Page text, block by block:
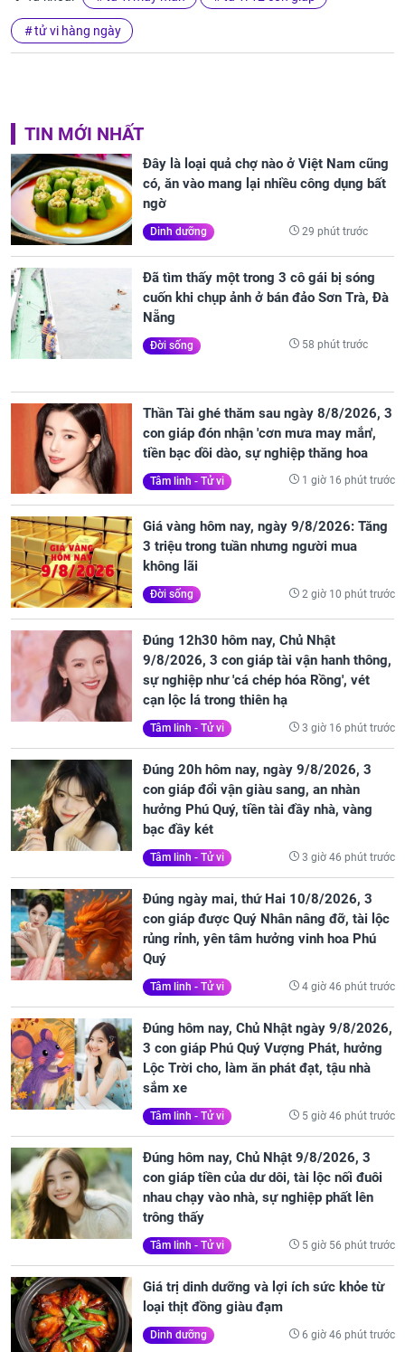
tử vi hàng ngày
TIN MỚI NHẤT
Đây là loại quả chợ nào ở Việt Nam cũng
có, ăn vào mang lại nhiều công dụng bất
ngờ
Dinh dưỡng 29 phút trước
Đã tìm thấy một trong 3 cô gái bị sóng
cuốn khi chụp ảnh ở bán đảo Sơn Trà, Đà
Nẵng
Đời sống 58 phút trước
Thần Tài ghé thăm sau ngày 8/8/2026, 3
con giáp đón nhận 'cơn mưa may mắn',
tiền bạc dồi dào, sự nghiệp thăng hoa
Tâm linh - Tử vi 1 giờ 16 phút trước
Giá vàng hôm nay, ngày 9/8/2026: Tăng
3 triệu trong tuần nhưng người mua
không lãi
Đời sống 2 giờ 10 phút trước
Đúng 12h30 hôm nay, Chủ Nhật
9/8/2026, 3 con giáp tài vận hanh thông,
sự nghiệp như 'cá chép hóa Rồng', vét
cạn lộc lá trong thiên hạ
Tâm linh - Tử vi 3 giờ 16 phút trước
Đúng 20h hôm nay, ngày 9/8/2026, 3
con giáp đổi vận giàu sang, an nhàn
hưởng Phú Quý, tiền tài đầy nhà, vàng
bạc đầy két
Tâm linh - Tử vi 3 giờ 46 phút trước
Đúng ngày mai, thứ Hai 10/8/2026, 3
con giáp được Quý Nhân nâng đỡ, tài lộc
rủng rỉnh, yên tâm hưởng vinh hoa Phú
Quý
Tâm linh - Tử vi 4 giờ 46 phút trước
Đúng hôm nay, Chủ Nhật ngày 9/8/2026,
3 con giáp Phú Quý Vượng Phát, hưởng
Lộc Trời cho, làm ăn phát đạt, tậu nhà
sắm xe
Tâm linh - Tử vi 5 giờ 46 phút trước
Đúng hôm nay, Chủ Nhật 9/8/2026, 3
con giáp tiền của dư dôi, tài lộc nối đuôi
nhau chạy vào nhà, sự nghiệp phất lên
trông thấy
Tâm linh - Tử vi 5 giờ 56 phút trước
Giá trị dinh dưỡng và lợi ích sức khỏe từ
loại thịt đồng giàu đạm
Dinh dưỡng 6 giờ 46 phút trước